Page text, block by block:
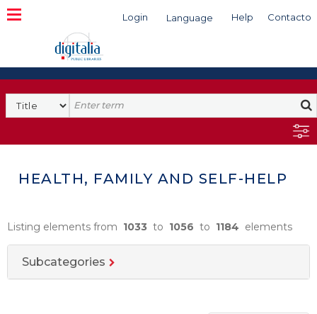
Login Language Help Contacto
Search
HEALTH, FAMILY AND SELF-HELP
Listing elements from 1033 to 1056 to 1184 elements
Subcategories